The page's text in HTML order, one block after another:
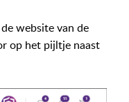
website van de
op het pijltje naast